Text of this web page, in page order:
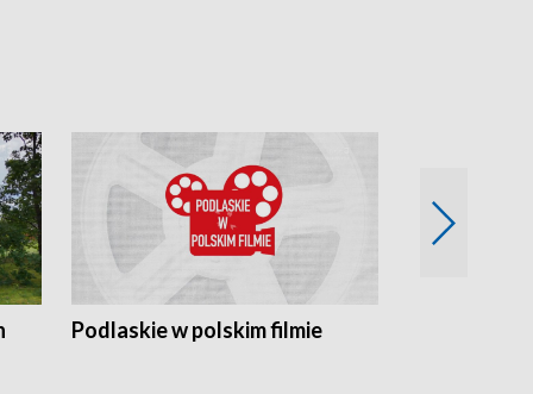
Podlaskie w polskim filmie